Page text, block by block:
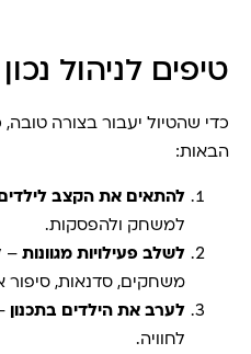
טיפים לניהול
כדי שהטיול יעבור בצורה
הבאות:
להתאים את הקצב לילדים
למשחק ולהפסקות.
לשלב פעילויות מגוונות –
משחקים, סדנאות, סיפור
לערב את הילדים בתכנון
לחוויה.